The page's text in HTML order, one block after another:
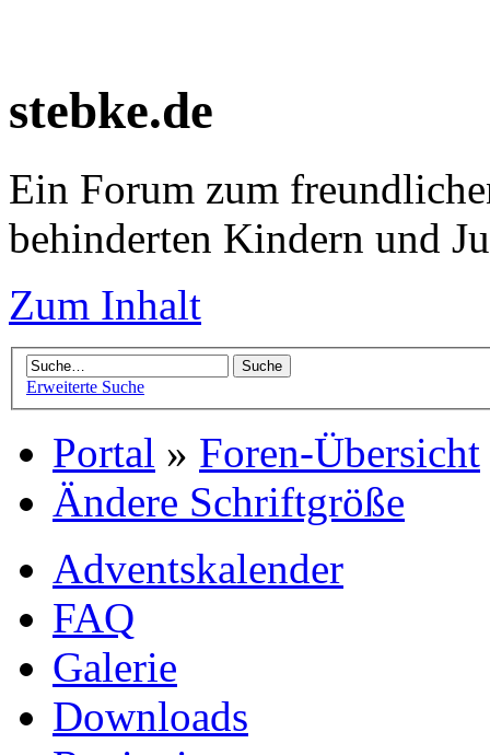
stebke.de
Ein Forum zum
behinderten Kindern und
Zum Inhalt
Erweiterte Suche
Portal » Foren-Übersicht
Ändere Schriftgröße
Adventskalender
FAQ
Galerie
Downloads